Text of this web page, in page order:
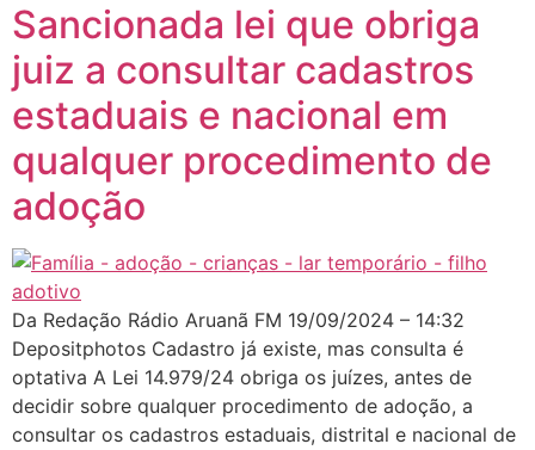
Sancionada lei que obriga
juiz a consultar cadastros
estaduais e nacional em
qualquer procedimento de
adoção
Da Redação Rádio Aruanã FM 19/09/2024 – 14:32
Depositphotos Cadastro já existe, mas consulta é
optativa A Lei 14.979/24 obriga os juízes, antes de
decidir sobre qualquer procedimento de adoção, a
consultar os cadastros estaduais, distrital e nacional de